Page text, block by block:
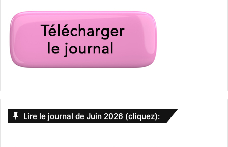
dans l’État de New-York. Il y a ouvert une boutique locale
et vit maintenant sous l’identité de Jim Lindsay, et a
réprimé ses pulsions de tueur en série.
https://youtu.be/hA-oCTUrNfE
Matrix, par Lauren Groff
En voici l’histoire : Chassée de la cour royale par Aliénor
Lire le journal de Juin 2026 (cliquez):